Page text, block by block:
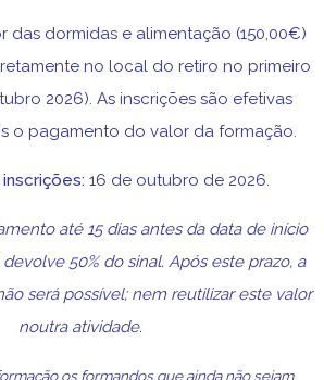
das dormidas e alimentação (150,00€)
no local do retiro no primeiro
2026). As inscrições são efetivas
o pagamento do valor da formação.
16 de outubro de 2026.
até 15 dias antes da data de início
50% do sinal. Após este prazo, a
será possível; nem reutilizar este valor
noutra atividade.
os formandos que ainda não sejam